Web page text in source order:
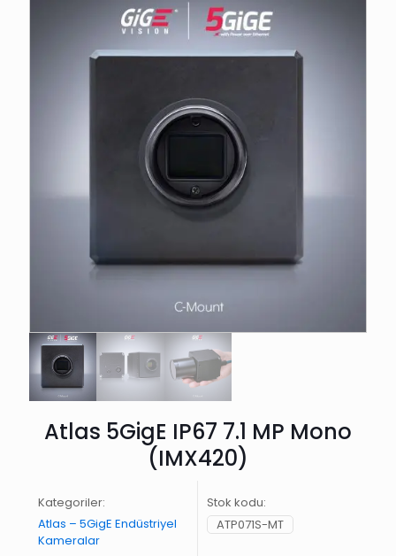
Atlas 5GigE IP67 7.1 MP Mono
(IMX420)
Kategoriler:
Atlas – 5GigE Endüstriyel
Kameralar
Stok kodu:
ATP071S-MT